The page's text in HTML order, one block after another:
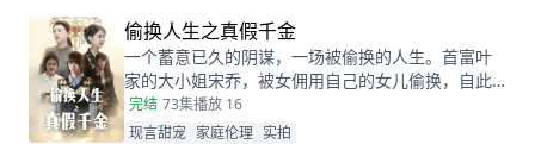
偷换人生之真假千金
一个蓄意已久的阴谋，一场被偷换的人生。首富叶
家的大小姐宋乔，被女佣用自己的女儿偷换，自此
两个女孩的命运天差地别，一夕之间本该是天之骄
女的宋乔沦落为佣人女儿，从小备受折磨。而本该
完结 73集播放 16
现言甜宠 家庭伦理 实拍